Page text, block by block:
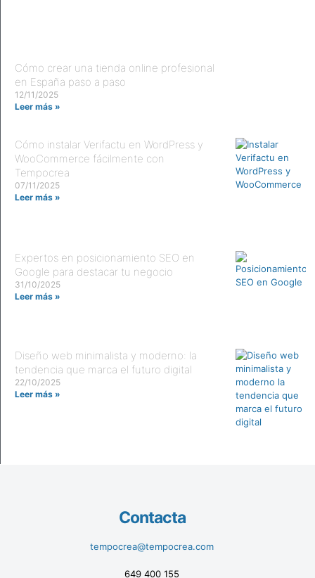
Cómo crear una tienda online profesional
en España paso a paso
12/11/2025
Leer más »
Cómo instalar Verifactu en WordPress y
WooCommerce fácilmente con
Tempocrea
07/11/2025
Leer más »
Expertos en posicionamiento SEO en
Google para destacar tu negocio
31/10/2025
Leer más »
Diseño web minimalista y moderno: la
tendencia que marca el futuro digital
22/10/2025
Leer más »
Contacta
tempocrea@tempocrea.com
649 400 155